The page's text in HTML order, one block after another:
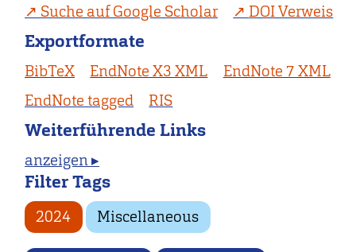
Suche auf Google Scholar
DOI Verweis
Exportformate
BibTeX EndNote X3 XML
EndNote 7 XML
EndNote tagged
RIS
Weiterführende Links
anzeigen ▸
Filter Tags
2024 Miscellaneous